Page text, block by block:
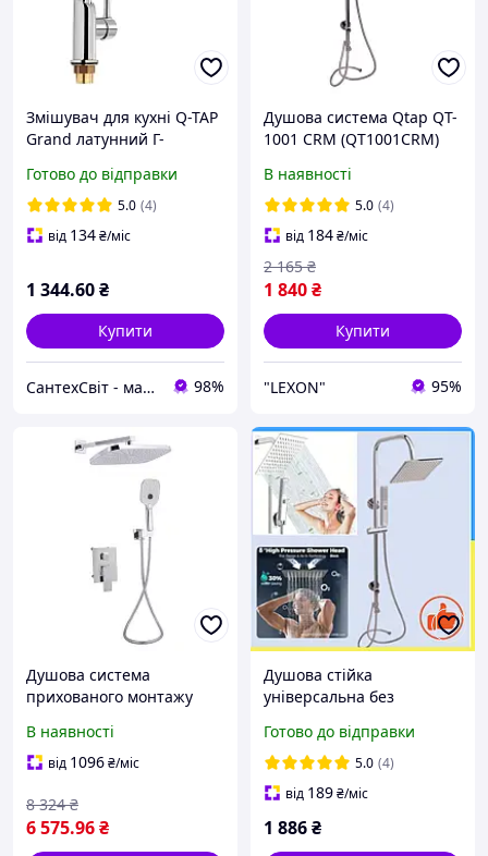
Змішувач для кухні Q-TAP
Grand латунний Г-
Готово до відправки
5.0 (4)
від 134₴/міс
1 344.60₴
Купити
СантехСвіт - магазин сантехніки 98%
Душова система Qtap QT-
1001 CRM (QT1001CRM)
В наявності
5.0 (4)
від 184₴/міс
1 840₴
2 165 ₴
Купити
"LEXON" 95%
Душова система
прихованого монтажу
QTGEM113CRM45696
В наявності
від 1096₴/міс
6 575.96₴
8 324 ₴
Душова стійка
універсальна без
Квадратний тропічний
душ Душові набори та
системи
Готово до відправки
5.0 (4)
від 189₴/міс
1 886₴